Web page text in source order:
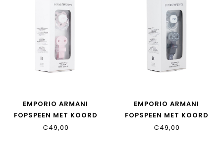
EMPORIO ARMANI
FOPSPEEN MET KOORD
€49,00
EMPORIO ARMANI
FOPSPEEN MET KOORD
€49,00